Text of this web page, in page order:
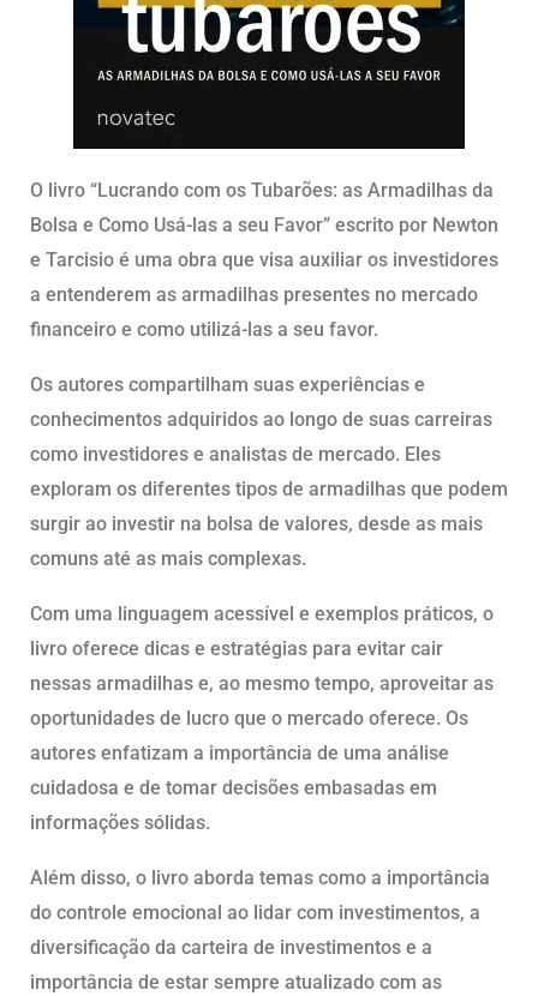
O livro “Lucrando com os Tubarões: as Armadilhas da
Bolsa e Como Usá-las a seu Favor” escrito por Newton
e Tarcisio é uma obra que visa auxiliar os investidores
a entenderem as armadilhas presentes no mercado
financeiro e como utilizá-las a seu favor.
Os autores compartilham suas experiências e
conhecimentos adquiridos ao longo de suas carreiras
como investidores e analistas de mercado. Eles
exploram os diferentes tipos de armadilhas que podem
surgir ao investir na bolsa de valores, desde as mais
comuns até as mais complexas.
Com uma linguagem acessível e exemplos práticos, o
livro oferece dicas e estratégias para evitar cair
nessas armadilhas e, ao mesmo tempo, aproveitar as
oportunidades de lucro que o mercado oferece. Os
autores enfatizam a importância de uma análise
cuidadosa e de tomar decisões embasadas em
informações sólidas.
Além disso, o livro aborda temas como a importância
do controle emocional ao lidar com investimentos, a
diversificação da carteira de investimentos e a
importância de estar sempre atualizado com as